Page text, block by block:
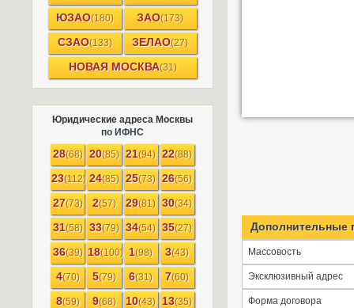
ЮЗАО(180) ЗАО(173)
СЗАО(133) ЗЕЛАО(27)
НОВАЯ МОСКВА(31)
Юридические адреса Москвы
по ИФНС
28(68) 20(85) 21(94) 22(88)
23(112) 24(85) 25(73) 26(56)
27(73) 2(57) 29(81) 30(34)
31(58) 33(79) 34(54) 35(27)
36(39) 18(100) 1(98) 3(43)
4(70) 5(79) 6(31) 7(60)
8(59) 9(68) 10(43) 13(35)
Дополнительные
Массовость
Эксклюзивный адрес
Форма договора